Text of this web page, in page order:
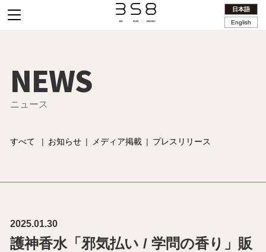
日本語
English
NEWS
ニュース
すべて | お知らせ | メディア掲載 | プレスリリース
2025.01.30
護神香水「邪気払い / 学問の香り」販